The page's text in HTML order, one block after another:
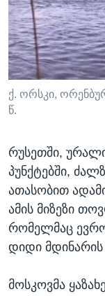
ᲡᲢᲣᲓᲘᲐ
ᲔᲙᲝᲜᲝᲛᲘᲙᲐ
ᲯᲐᲜᲛᲠᲗᲔᲚᲝᲑᲐ
ᲛᲔᲪᲜᲘᲔᲠᲔᲑᲐ
ᲘᲜᲢᲔᲠᲕᲘᲣ
ᲓᲔᲖᲘᲜᲤᲝᲠᲛᲐᲪᲘᲐ
Learning English
ᲗᲕᲐᲚᲘ ᲒᲕᲐᲓᲔᲕᲜᲔᲗ
ქ. ორსკი,
წ.
რუსეთში,
პუნქტებში,
ათასობით
ამის მიზეზი
რომელმაც
დიდი მდინარის
მოსკოვმა